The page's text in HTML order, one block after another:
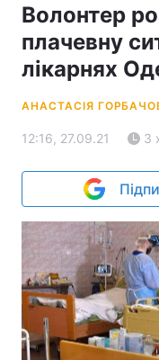
Волонтер
плачевну
лікарнях
АНАСТАСІЯ
12:16, 27.09.21 3